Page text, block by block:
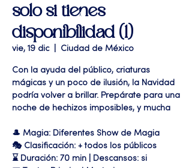
solo si tienes
disponibilidad (1)
vie, 19 dic
  |
Ciudad de México
Con la ayuda del público, criaturas
mágicas y un poco de ilusión, la Navidad
podría volver a brillar. Prepárate para una
noche de hechizos imposibles, y mucha
🎩 Magia: Diferentes Show de Magia
🎭 Clasificación: + todos los públicos
⌛ Duración: 70 min | Descansos: si